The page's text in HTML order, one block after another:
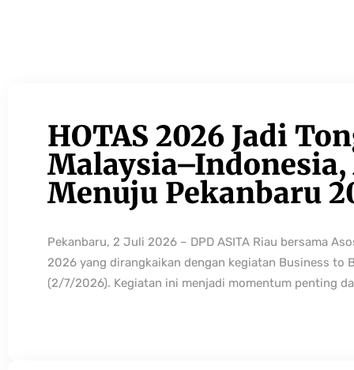
HOTAS 2026 Jadi
Menuju Pekanbaru
Pekanbaru, 2 Juli 2026 – DPD ASITA Riau bersama
2026 yang dirangkaikan dengan kegiatan Business to
(2/7/2026). Kegiatan ini menjadi momentum penting